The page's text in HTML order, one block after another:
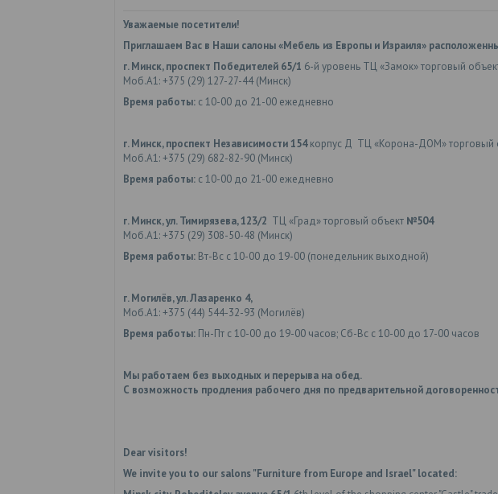
Уважаемые посетители!
Приглашаем Вас в Наши салоны «Мебель из Европы и Израиля»
г. Минск, проспект Победителей 65/1 6-й уровень ТЦ «Замок» торговый
Моб.А1: +375 (29) 127-27-44 (Минск)
Время работы: с 10-00 до 21-00 ежедневно
г. Минск, проспект Независимости 154корпус Д ТЦ «Корона-ДОМ» торговый
Моб.А1: +375 (29) 682-82-90 (Минск)
Время работы: с 10-00 до 21-00 ежедневно
г. Минск, ул. Тимирязева, 123/2 ТЦ «Град» торговый объект №504
Моб.А1: +375 (29) 308-50-48 (Минск)
Время работы: Вт-Вс с 10-00 до 19-00 (понедельник выходной)
г. Могилёв, ул. Лазаренко 4,
Моб.А1: +375 (44) 544-32-93 (Могилёв)
Время работы: Пн-Пт с 10-00 до 19-00 часов; Сб-Вс с 10-00 до 17-00 часов
Мы работаем без выходных и перерыва на обед.
С возможность продления рабочего дня по предварительной
Dear visitors!
We invite you to our salons "Furniture from Europe and Israel" located: